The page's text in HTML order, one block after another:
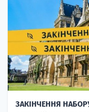
ЗАКІНЧЕННЯ